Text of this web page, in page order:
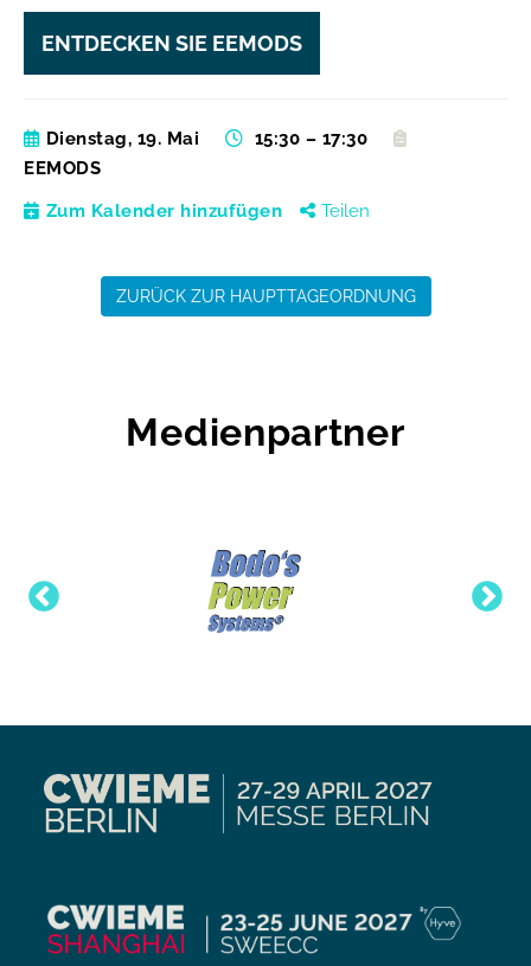
ENTDECKEN SIE EEMODS
Dienstag, 19. Mai
15:30 – 17:30
EEMODS
Zum Kalender hinzufügen Teilen
ZURÜCK ZUR HAUPTTAGEORDNUNG
Medienpartner